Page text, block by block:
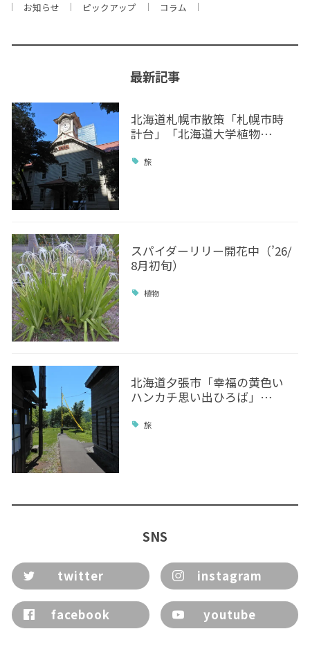
お知らせ ピックアップ コラム
最新記事
北海道札幌市散策「札幌市時
計台」「北海道大学植物…
旅
スパイダーリリー開花中（’26/
8月初旬）
植物
北海道夕張市「幸福の黄色い
ハンカチ思い出ひろば」…
旅
SNS
twitter instagram
facebook youtube